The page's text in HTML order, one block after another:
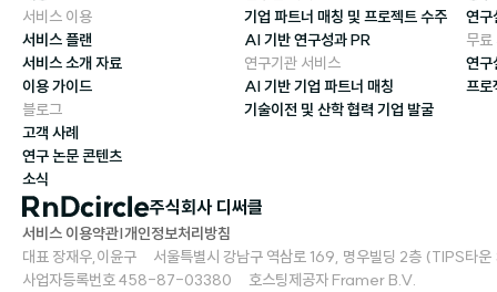
서비스 이용
서비스 플랜
서비스 소개 자료
이용 가이드
블로그
고객 사례
연구 논문 콘텐츠
소식
기업 파트너 매칭 및 프로젝트 수주
AI 기반 연구성과 PR
연구기관 서비스
AI 기반 기업 파트너 매칭
기술이전 및 산학 협력 기업 발굴
연구
무료
연구
프로
주식회사 디써클
서비스 이용약관|개인정보처리방침
대표 장재우,이윤구     서울특별시 강남구 역삼로 169, 명우빌딩 2층
사업자등록번호 458-87-03380     호스팅제공자 Framer B.V.